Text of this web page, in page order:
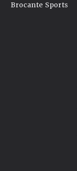
Brocante Sports